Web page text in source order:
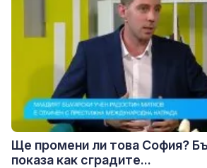
Ще промени ли това София?
показа как сградите...